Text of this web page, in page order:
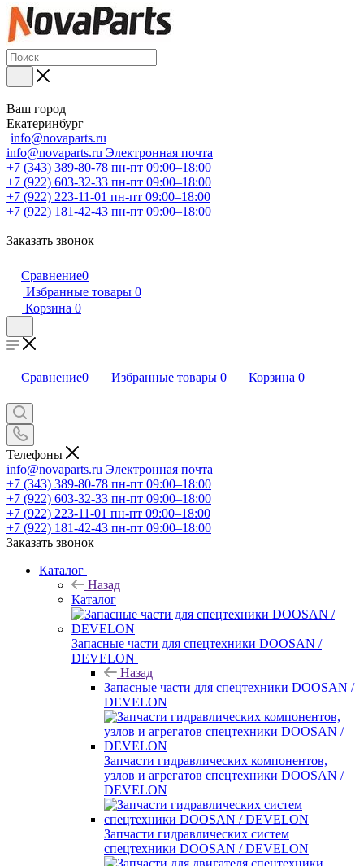
Ваш город
Екатеринбург
info@novaparts.ru
info@novaparts.ru Электронная почта
+7 (343) 389-80-78 пн-пт 09:00–18:00
+7 (922) 603-32-33 пн-пт 09:00–18:00
+7 (922) 223-11-01 пн-пт 09:00–18:00
+7 (922) 181-42-43 пн-пт 09:00–18:00
Заказать звонок
Сравнение0
Избранные товары 0
Корзина 0
Сравнение0 Избранные товары 0 Корзина 0
Телефоны
info@novaparts.ru Электронная почта
+7 (343) 389-80-78 пн-пт 09:00–18:00
+7 (922) 603-32-33 пн-пт 09:00–18:00
+7 (922) 223-11-01 пн-пт 09:00–18:00
+7 (922) 181-42-43 пн-пт 09:00–18:00
Заказать звонок
Каталог
Назад
Каталог
Запасные части для спецтехники DOOSAN /
DEVELON
Назад
Запасные части для спецтехники DOOSAN /
DEVELON
Запчасти гидравлических компонентов,
узлов и агрегатов спецтехники DOOSAN /
DEVELON
Запчасти гидравлических систем
спецтехники DOOSAN / DEVELON